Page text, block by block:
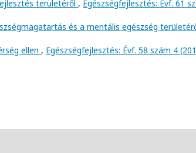
területéről , Egészségfejlesztés: Évf. 61
és a mentális egészség
ellen , Egészségfejlesztés: Évf. 58 szám 4